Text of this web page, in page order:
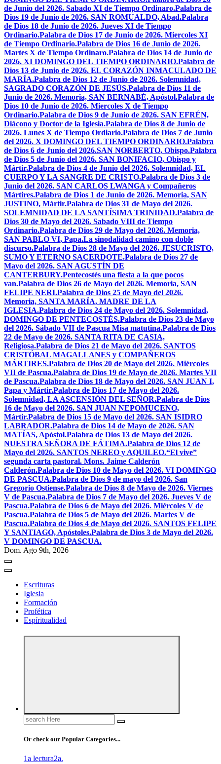
de Junio del 2026. Sabado XI de Tiempo Ordinaro.Palabra de
Dios 19 de Junio de 2026. SAN ROMUALDO, Abad.Palabra
de Dios 18 de Junio de 2026. Jueves XI de Tiempo
Ordinario.Palabra de Dios 17 de Junio de 2026. Miercoles XI
de Tiempo Ordinario.Palabra de Dios 16 de Junio de 2026.
Martes X de Tiempo Ordinaro.Palabra de Dios 14 de Junio de
2026. XI DOMINGO DEL TIEMPO ORDINARIO.Palabra de
Dios 13 de Junio de 2026. EL CORAZÓN INMACULADO DE
MARÍA.Palabra de Dios 12 de Junio de 2026. Solemnidad,
SAGRADO CORAZÓN DE JESÚS.Palabra de Dios 11 de
Junio de 2026. Memoria, SAN BERNABÉ, Apóstol.Palabra de
Dios 10 de Junio de 2026. Miercoles X de Tiempo
Ordinario.Palabra de Dios 9 de Junio de 2026. SAN EFRÉN,
Diácono y Doctor de la Iglesia.Palabra de Dios 8 de Junio de
2026. Lunes X de Tiempo Ordiario.Palabra de Dios 7 de Junio
del 2026. X DOMINGO DEL TIEMPO ORDINARIO.Palabra
de Dios 6 de Junio del 2026.SAN NORBERTO, Obispo.Palabra
de Dios 5 de Junio del 2026. SAN BONIFACIO, Obispo y
Mártir.Palabra de Dios 4 de Junio del 2026. Solemnidad, EL
CUERPO Y LA SANGRE DE CRISTO.Palabra de Dios 3 de
Junio del 2026. SAN CARLOS LWANGA y Compañeros
Mártires.Palabra de Dios 1 de Junio de 2026. Memoria, SAN
JUSTINO, Mártir.Palabra de Dios 31 de Mayo del 2026.
SOLEMNIDAD DE LA SANTÍSIMA TRINIDAD.Palabra de
Dios 30 de Mayo del 2026. Sabado VIII de Tiempo
Ordinario.Palabra de Dios 29 de Mayo del 2026. Memoria,
SAN PABLO VI, Papa.La sinodalidad camino con doble
discurso.Palabra de Dios 28 de Mayo del 2026. JESUCRISTO,
SUMO Y ETERNO SACERDOTE.Palabra de Dios 27 de
Mayo del 2026. SAN AGUSTÍN DE
CANTERBURY.Pentecostés una fiesta a la que pocos
van.Palabra de Dios 26 de Mayo del 2026. Memoria, SAN
FELIPE NERI.Palabra de Dios 25 de Mayo del 2026.
Memoria, SANTA MARÍA, MADRE DE LA
IGLESIA.Palabra de Dios 24 de Mayo del 2026. Solemnidad,
DOMINGO DE PENTECOSTÉS.Palabra de Dios 23 de Mayo
del 2026. Sábado VII de Pascua Misa matutina.Palabra de Dios
22 de Mayo de 2026. SANTA RITA DE CASIA,
Religiosa.Palabra de Dios 21 de Mayo del 2026. SANTOS
CRISTÓBAL MAGALLANES y COMPAÑEROS
MÁRTIRES.Palabra de Dios 20 de Mayo del 2026. Miércoles
VII de Pascua.Palabra de Dios 19 de Mayo de 2026. Martes VII
de Pascua.Palabra de Dios 18 de Mayo del 2026. SAN JUAN I,
Papa y Mártir.Palabra de Dios 17 de Mayo del 2026.
Solemnidad, LA ASCENSIÓN DEL SEÑOR.Palabra de Dios
16 de Mayo del 2026. SAN JUAN NEPOMUCENO,
Mártir.Palabra de Dios 15 de Mayo del 2026. SAN ISIDRO
LABRADOR.Palabra de Dios 14 de Mayo de 2026. SAN
MATÍAS, Apóstol.Palabra de Dios 13 de Mayo del 2026.
NUESTRA SEÑORA DE FÁTIMA.Palabra de Dios 12 de
Mayo del 2026. SANTOS NEREO y AQUILEO.“El vive”
segunda carta pastoral. Mons. Jaime Calderón
Calderón.Palabra de Dios 10 de Mayo del 2026. VI DOMINGO
DE PASCUA.Palabra de Dios 9 de mayo del 2026. San
Gregorio Ostiense.Palabra de Dios 8 de Mayo de 2026. Viernes
V de Pascua.Palabra de Dios 7 de Mayo del 2026. Jueves V de
Pascua.Palabra de Dios 6 de Mayo del 2026. Miércoles V de
Pascua.Palabra de Dios 5 de Mayo del 2026. Martes V de
Pascua.Palabra de Dios 4 de Mayo del 2026. SANTOS FELIPE
Y SANTIAGO, Apóstoles.Palabra de Dios 3 de Mayo del 2026.
V DOMINGO DE PASCUA.
Dom. Ago 9th, 2026
Escrituras
Iglesia
Formación
Profética
Espíritualidad
Search
for:
Or check our Popular Categories...
1a lectura2a.